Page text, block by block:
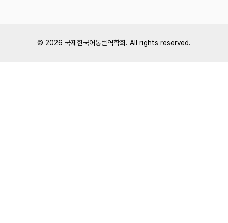
© 2026 국제한국어통번역학회 . All rights reserved.